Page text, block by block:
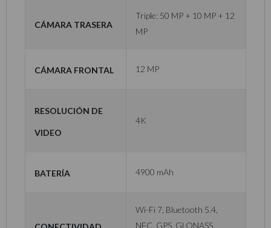
Cámara Trasera
Triple: 50 MP + 10 MP + 12
MP
Cámara Frontal 12 MP
Resolución de
Video
4K
Batería 4900 mAh
Wi-Fi 7, Bluetooth 5.4,
NFC, GPS, GLONASS,